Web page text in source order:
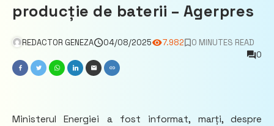
producție de baterii – Agerpres
REDACTOR GENEZA 04/08/2025 7.982
0 MINUTES READ
0
Ministerul Energiei a fost informat, marți, despre